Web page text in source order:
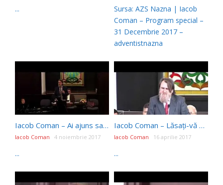
...
Sursa: AZS Nazna | Iacob
Coman – Program special –
31 Decembrie 2017 –
adventistnazna
Iacob Coman – Ai ajuns sau încă mergi? (27 Octombrie 2017)
Iacob Coman 4 noiembrie 2017
...
Iacob Coman – Lăsați-vă de sfințenie! (15 Aprilie 2017)
Iacob Coman 16 aprilie 2017
...